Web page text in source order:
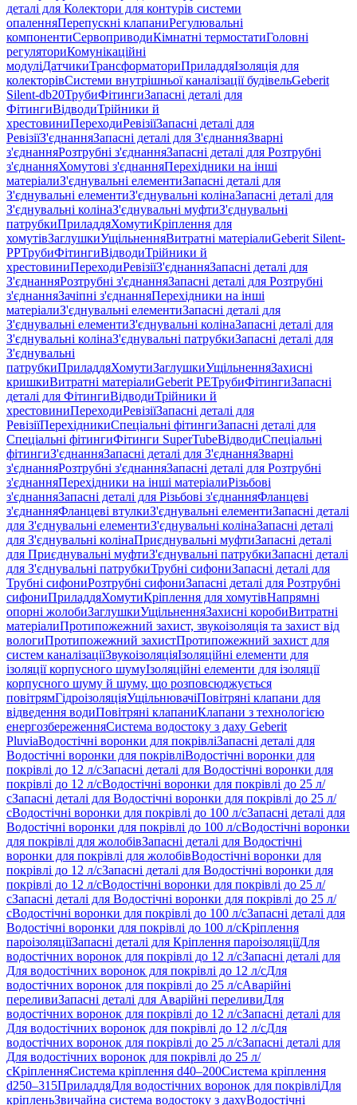
деталі для Колектори для контурів системи
опаленняПерепускні клапаниРегулювальні
компонентиСервоприводиКімнатні термостатиГоловні
регуляториКомунікаційні
модуліДатчикиТрансформаториПриладдяІзоляція для
колекторівСистеми внутрішньої каналізації будівельGeberit
Silent-db20ТрубиФітингиЗапасні деталі для
ФітингиВідводиТрійники й
хрестовиниПереходиРевізіїЗапасні деталі для
РевізіїЗ'єднанняЗапасні деталі для З'єднанняЗварні
з'єднанняРозтрубні з'єднанняЗапасні деталі для Розтрубні
з'єднанняХомутові з'єднанняПерехідники на інші
матеріалиЗ'єднувальні елементиЗапасні деталі для
З'єднувальні елементиЗ'єднувальні колінаЗапасні деталі для
З'єднувальні колінаЗ'єднувальні муфтиЗ'єднувальні
патрубкиПриладдяХомутиКріплення для
хомутівЗаглушкиУщільненняВитратні матеріалиGeberit Silent-
PPТрубиФітингиВідводиТрійники й
хрестовиниПереходиРевізіїЗ'єднанняЗапасні деталі для
З'єднанняРозтрубні з'єднанняЗапасні деталі для Розтрубні
з'єднанняЗачіпні з'єднанняПерехідники на інші
матеріалиЗ'єднувальні елементиЗапасні деталі для
З'єднувальні елементиЗ'єднувальні колінаЗапасні деталі для
З'єднувальні колінаЗ'єднувальні патрубкиЗапасні деталі для
З'єднувальні
патрубкиПриладдяХомутиЗаглушкиУщільненняЗахисні
кришкиВитратні матеріалиGeberit PEТрубиФітингиЗапасні
деталі для ФітингиВідводиТрійники й
хрестовиниПереходиРевізіїЗапасні деталі для
РевізіїПерехідникиСпеціальні фітингиЗапасні деталі для
Спеціальні фітингиФітинги SuperTubeВідводиСпеціальні
фітингиЗ'єднанняЗапасні деталі для З'єднанняЗварні
з'єднанняРозтрубні з'єднанняЗапасні деталі для Розтрубні
з'єднанняПерехідники на інші матеріалиРізьбові
з'єднанняЗапасні деталі для Різьбові з'єднанняФланцеві
з'єднанняФланцеві втулкиЗ'єднувальні елементиЗапасні деталі
для З'єднувальні елементиЗ'єднувальні колінаЗапасні деталі
для З'єднувальні колінаПриєднувальні муфтиЗапасні деталі
для Приєднувальні муфтиЗ'єднувальні патрубкиЗапасні деталі
для З'єднувальні патрубкиТрубні сифониЗапасні деталі для
Трубні сифониРозтрубні сифониЗапасні деталі для Розтрубні
сифониПриладдяХомутиКріплення для хомутівНапрямні
опорні жолобиЗаглушкиУщільненняЗахисні коробиВитратні
матеріалиПротипожежний захист, звукоізоляція та захист від
вологиПротипожежний захистПротипожежний захист для
систем каналізаціїЗвукоізоляціяІзоляційні елементи для
ізоляції корпусного шумуІзоляційні елементи для ізоляції
корпусного шуму й шуму, що розповсюджується
повітрямГідроізоляціяУщільнювачіПовітряні клапани для
відведення водиПовітряні клапаниКлапани з технологією
енергозбереженняСистема водостоку з даху Geberit
PluviaВодостічні воронки для покрівліЗапасні деталі для
Водостічні воронки для покрівліВодостічні воронки для
покрівлі до 12 л/сЗапасні деталі для Водостічні воронки для
покрівлі до 12 л/сВодостічні воронки для покрівлі до 25 л/
сЗапасні деталі для Водостічні воронки для покрівлі до 25 л/
сВодостічні воронки для покрівлі до 100 л/сЗапасні деталі для
Водостічні воронки для покрівлі до 100 л/сВодостічні воронки
для покрівлі для жолобівЗапасні деталі для Водостічні
воронки для покрівлі для жолобівВодостічні воронки для
покрівлі до 12 л/сЗапасні деталі для Водостічні воронки для
покрівлі до 12 л/сВодостічні воронки для покрівлі до 25 л/
сЗапасні деталі для Водостічні воронки для покрівлі до 25 л/
сВодостічні воронки для покрівлі до 100 л/сЗапасні деталі для
Водостічні воронки для покрівлі до 100 л/сКріплення
пароізоляціїЗапасні деталі для Кріплення пароізоляціїДля
водостічних воронок для покрівлі до 12 л/сЗапасні деталі для
Для водостічних воронок для покрівлі до 12 л/сДля
водостічних воронок для покрівлі до 25 л/сАварійні
переливиЗапасні деталі для Аварійні переливиДля
водостічних воронок для покрівлі до 12 л/сЗапасні деталі для
Для водостічних воронок для покрівлі до 12 л/сДля
водостічних воронок для покрівлі до 25 л/сЗапасні деталі для
Для водостічних воронок для покрівлі до 25 л/
сКріпленняСистема кріплення d40–200Система кріплення
d250–315ПриладдяДля водостічних воронок для покрівліДля
кріпленьЗвичайна система водостоку з дахуВодостічні